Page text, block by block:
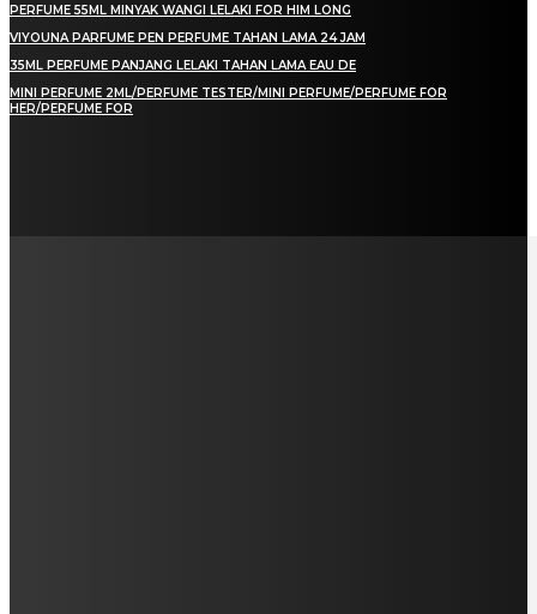
PERFUME 55ML MINYAK WANGI LELAKI FOR HIM LONG
VIYOUNA PARFUME PEN PERFUME TAHAN LAMA 24 JAM
35ML PERFUME PANJANG LELAKI TAHAN LAMA EAU DE
MINI PERFUME 2ML/PERFUME TESTER/MINI PERFUME/PERFUME FOR
HER/PERFUME FOR